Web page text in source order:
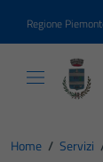
Regione
Home / Servizi